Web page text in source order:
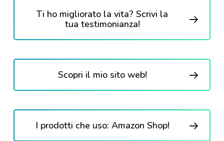
Ti ho migliorato la vita? Scrivi la
tua testimonianza!
Scopri il mio sito web!
I prodotti che uso: Amazon Shop!